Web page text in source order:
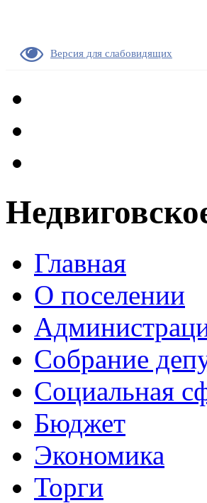
Версия для слабовидящих
Главная
О поселении
Собрание
Социальная
Бюджет
Экономика
Торги